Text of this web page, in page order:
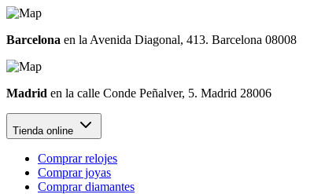
Barcelona en la Avenida Diagonal, 413. Barcelona 08008
Madrid en la calle Conde Peñalver, 5. Madrid 28006
Tienda online
Comprar relojes
Comprar joyas
Comprar diamantes